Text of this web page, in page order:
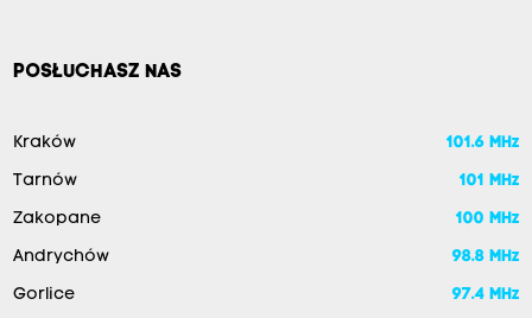
POSŁUCHASZ NAS
Kraków 101.6 MHz
Tarnów 101 MHz
Zakopane 100 MHz
Andrychów 98.8 MHz
Gorlice 97.4 MHz